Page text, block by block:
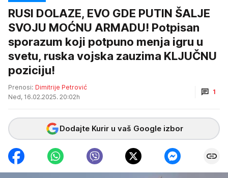
RUSI DOLAZE, EVO GDE PUTIN ŠALJE
SVOJU MOĆNU ARMADU! Potpisan
sporazum koji potpuno menja igru u
svetu, ruska vojska zauzima KLJUČNU
poziciju!
Prenosi: Dimitrije Petrović
Ned, 16.02.2025. 20:02h
1
Dodajte Kurir u vaš Google izbor